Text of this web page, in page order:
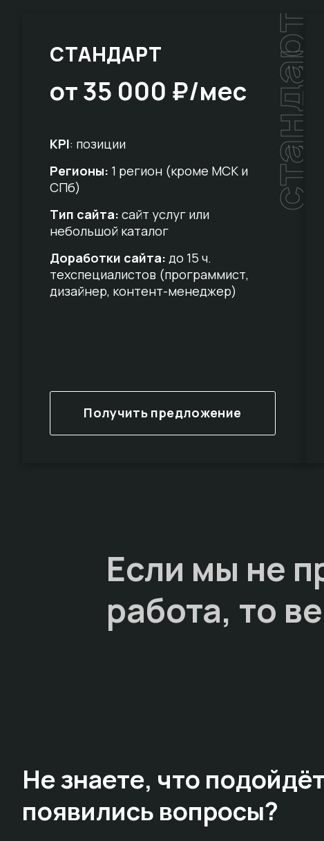
стандарт
СТАНДАРТ
от 35 000 ₽/мес
KPI: позиции
Регионы: 1 регион (кроме МСК и
СПб)
Тип сайта: сайт услуг или
небольшой каталог
Доработки сайта: до 15 ч.
техспециалистов (программист,
дизайнер, контент-менеджер)
Получить предложение
Если мы не
работа, то
Не знаете, что
появились вопросы?